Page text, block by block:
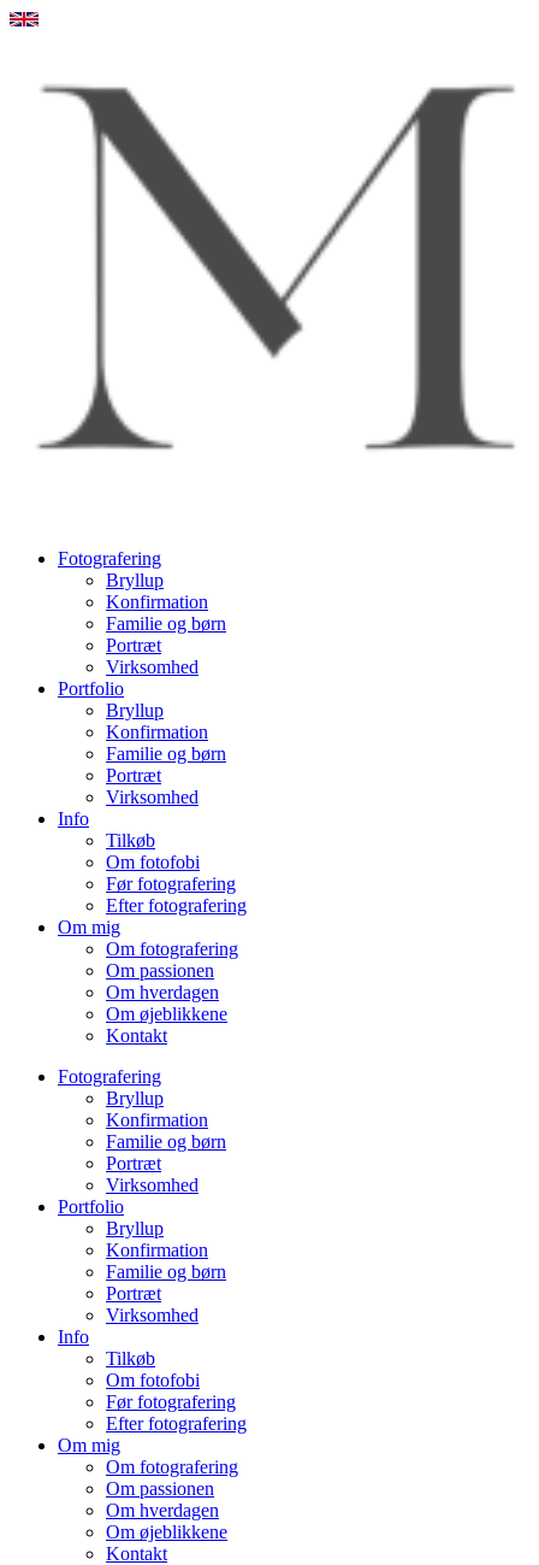
Videre
Fotografering
Bryllup
Konfirmation
Familie og børn
Portræt
Virksomhed
Portfolio
Bryllup
Konfirmation
Familie og børn
Portræt
Virksomhed
Info
Tilkøb
Om fotofobi
Før fotografering
Efter fotografering
Om mig
Om fotografering
Om passionen
Om hverdagen
Om øjeblikkene
Kontakt
Fotografering
Bryllup
Konfirmation
Familie og børn
Portræt
Virksomhed
Portfolio
Bryllup
Konfirmation
Familie og børn
Portræt
Virksomhed
Info
Tilkøb
Om fotofobi
Før fotografering
Efter fotografering
Om mig
Om fotografering
Om passionen
Om hverdagen
Om øjeblikkene
Kontakt